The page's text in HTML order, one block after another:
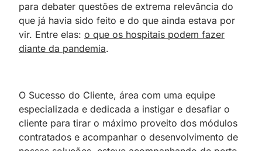
para debater questões de extrema relevância do
que já havia sido feito e do que ainda estava por
vir. Entre elas: o que os hospitais podem fazer
diante da pandemia.
O Sucesso do Cliente, área com uma equipe
especializada e dedicada a instigar e desafiar o
cliente para tirar o máximo proveito dos módulos
contratados e acompanhar o desenvolvimento de